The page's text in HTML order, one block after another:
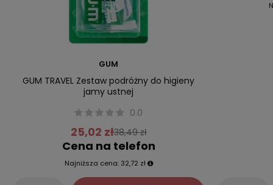
GUM
GUM TRAVEL Zestaw podróżny do higieny
jamy ustnej
0.0
25,02 zł38,49 zł
Cena na telefon
Najniższa cena: 32,72 zł